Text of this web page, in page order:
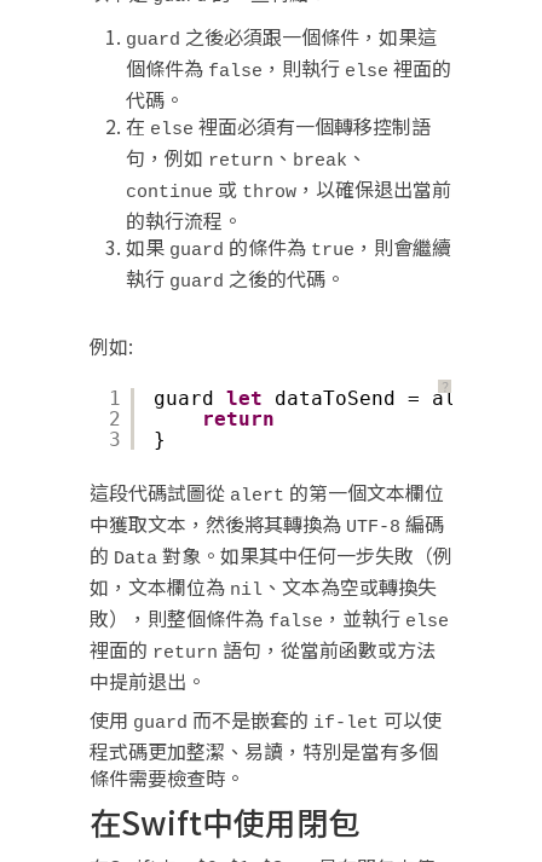
guard 之後必須跟一個條件，如果這
個條件為 false ，則執行 else 裡面的
代碼。
在 else 裡面必須有一個轉移控制語
句，例如 return 、 break 、
continue 或 throw ，以確保退出當前
的執行流程。
如果 guard 的條件為 true ，則會繼續
執行 guard 之後的代碼。
例如:
？
1
2
3
guard let
dataToSend =
return
}
這段代碼試圖從 alert 的第一個文本欄位
中獲取文本，然後將其轉換為 UTF-8 編碼
的 Data 對象。如果其中任何一步失敗（例
如，文本欄位為 nil 、文本為空或轉換失
敗），則整個條件為 false ，並執行 else
裡面的 return 語句，從當前函數或方法
中提前退出。
使用 guard 而不是嵌套的 if-let 可以使
程式碼更加整潔、易讀，特別是當有多個
條件需要檢查時。
在Swift中使用閉包